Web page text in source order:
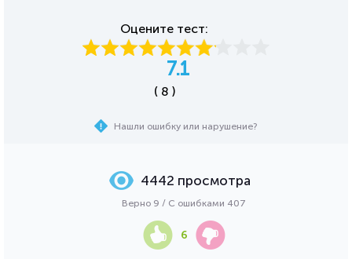
Оцените тест:
7.1
( 8 )
Нашли ошибку или нарушение?
4442 просмотра
Верно 9 / С ошибками 407
6